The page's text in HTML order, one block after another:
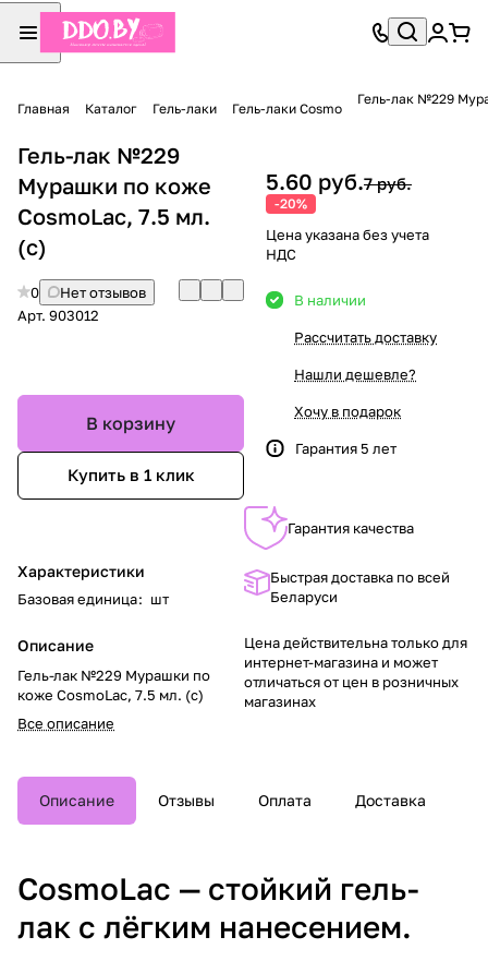
Главная Каталог Гель-лаки Гель-лаки Cosmo
Гель-лак №229
Гель-лак №229
Мурашки по коже
CosmoLac, 7.5 мл.
(с)
0
Нет отзывов
Арт. 903012
В корзину
Купить в 1 клик
Характеристики
Базовая единица: шт
Описание
Гель-лак №229 Мурашки по
коже CosmoLac, 7.5 мл. (с)
Все описание
5.60 руб.7 руб.
-20%
Цена указана без учета
НДС
В наличии
Рассчитать доставку
Нашли дешевле?
Хочу в подарок
Гарантия 5 лет
Гарантия качества
Быстрая доставка по всей
Беларуси
Цена действительна только для
интернет-магазина и может
отличаться от цен в розничных
магазинах
Описание Отзывы Оплата Доставка
CosmoLac — стойкий гель-
лак с лёгким нанесением.